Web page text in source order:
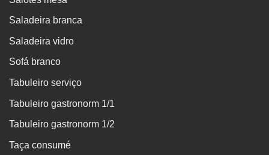
Saladeira branca
Saladeira vidro
Sofá branco
Tabuleiro serviço
Tabuleiro gastronorm 1/1
Tabuleiro gastronorm 1/2
Taça consumé